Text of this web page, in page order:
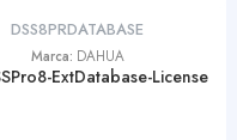
DSS8PRDATABASE
Marca: DAHUA
ExtDatabase-License